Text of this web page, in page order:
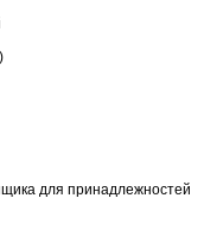
для принадлежностей